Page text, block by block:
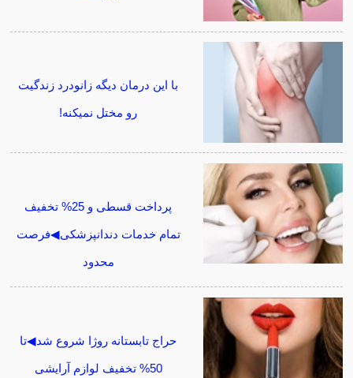
با این درمان دیگه زانودرد زندگیت
رو مختل نمیکنه!
پرداخت قسطی و 25% تخفیف
تمام خدمات دندانپزشکی◀فرصت
محدود
حراج تابستانه روژا شروع شد◀تا
50% تخفیف لوازم آرایشی